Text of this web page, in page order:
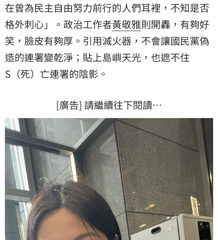
在曾為民主自由努力前行的人們耳裡，不知是否
格外刺心」。政治工作者黃敬雅則開轟，有夠好
笑，臉皮有夠厚。引用滅火器，不會讓國民黨偽
造的連署變乾淨；貼上島嶼天光，也遮不住
S（死）亡連署的陰影。
[廣告] 請繼續往下閱讀…